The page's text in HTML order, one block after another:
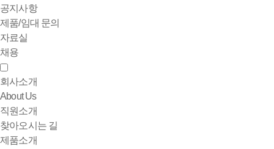
공지사항
제품/임대 문의
자료실
채용
회사소개
About Us
직원소개
찾아오시는 길
제품소개